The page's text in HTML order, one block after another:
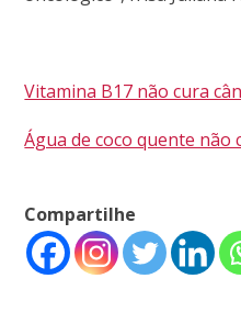
Vitamina B17 não cura
Água de coco quente não
Compartilhe